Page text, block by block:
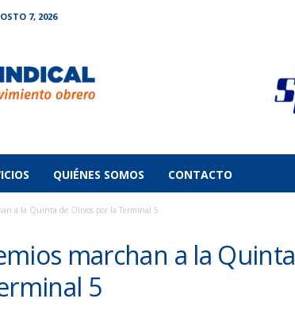
7, 2026
QUIÉNES SOMOS CONTACTO
a la Quinta de Olivos por la Terminal 5
marchan a la Quinta
5